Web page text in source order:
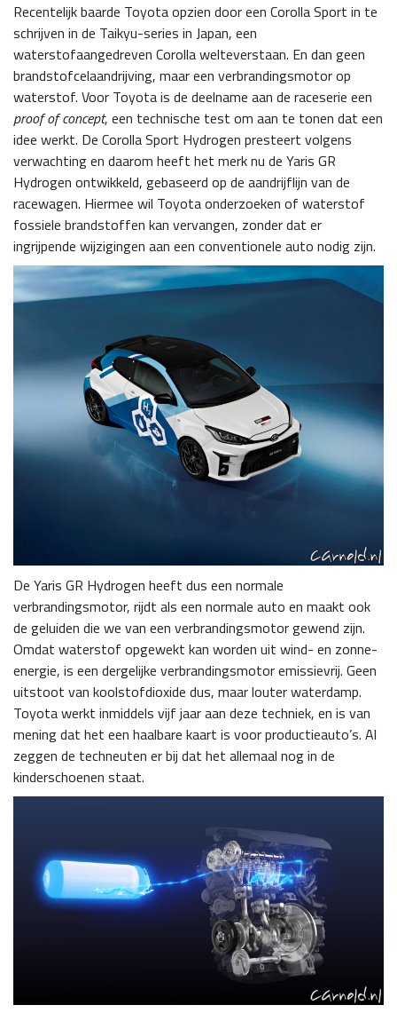
Recentelijk baarde Toyota opzien door een Corolla Sport in te
schrijven in de Taikyu-series in Japan, een
waterstofaangedreven Corolla welteverstaan. En dan geen
brandstofcelaandrijving, maar een verbrandingsmotor op
waterstof. Voor Toyota is de deelname aan de raceserie een
proof of concept, een technische test om aan te tonen dat een
idee werkt. De Corolla Sport Hydrogen presteert volgens
verwachting en daarom heeft het merk nu de Yaris GR
Hydrogen ontwikkeld, gebaseerd op de aandrijflijn van de
racewagen. Hiermee wil Toyota onderzoeken of waterstof
fossiele brandstoffen kan vervangen, zonder dat er
ingrijpende wijzigingen aan een conventionele auto nodig zijn.
De Yaris GR Hydrogen heeft dus een normale
verbrandingsmotor, rijdt als een normale auto en maakt ook
de geluiden die we van een verbrandingsmotor gewend zijn.
Omdat waterstof opgewekt kan worden uit wind- en zonne-
energie, is een dergelijke verbrandingsmotor emissievrij. Geen
uitstoot van koolstofdioxide dus, maar louter waterdamp.
Toyota werkt inmiddels vijf jaar aan deze techniek, en is van
mening dat het een haalbare kaart is voor productieauto’s. Al
zeggen de techneuten er bij dat het allemaal nog in de
kinderschoenen staat.